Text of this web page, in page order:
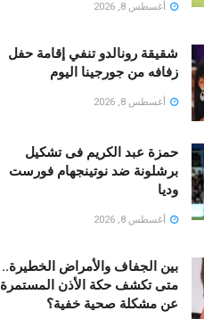
أغسطس 8, 2026
شقيقة رونالدو تنفي إقامة حفل
زفافه من جورجينا اليوم
أغسطس 8, 2026
حمزة عبد الكريم فى تشكيل
برشلونة ضد نوتينجهام فورست
وديا
أغسطس 8, 2026
بين الجفاف والأمراض الخطيرة..
متى تكشف حكة الأذن المستمرة
عن مشكلة صحية خفية؟